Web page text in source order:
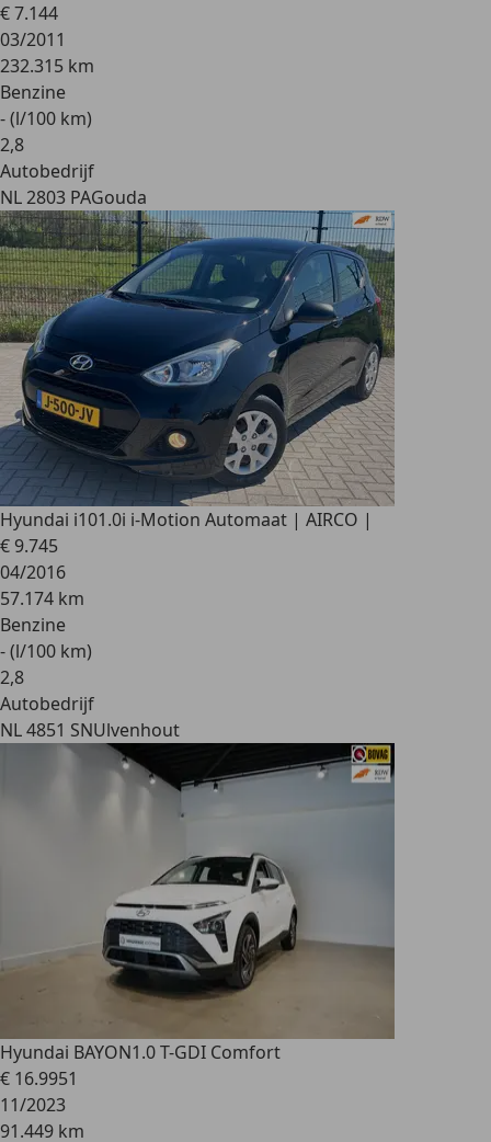
€ 7.144
03/2011
232.315 km
Benzine
- (l/100 km)
2,8
Autobedrijf
NL 2803 PAGouda
Hyundai i101.0i i-Motion Automaat | AIRCO |
€ 9.745
04/2016
57.174 km
Benzine
- (l/100 km)
2,8
Autobedrijf
NL 4851 SNUlvenhout
Hyundai BAYON1.0 T-GDI Comfort
€ 16.9951
11/2023
91.449 km